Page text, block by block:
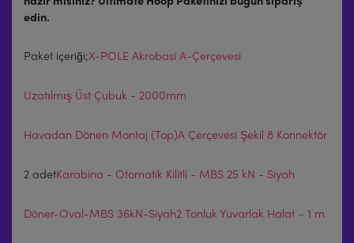
edin.
Paket içeriği;X-POLE Akrobasi A-Çerçevesi
Uzatılmış Üst Çubuk - 2000mm
Havadan Dönen Montaj (Top)A Çerçevesi Şekil 8 Konnektör
2 adetKarabina - Otomatik Kilitli - MBS 25 kN - Siyah
Döner-Oval-MBS 36kN-Siyah2 Tonluk Yuvarlak Halat – 1 m